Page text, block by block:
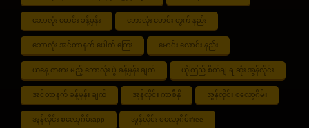
ဘောလုံး မောင်း ခန့်မှန်း ဘောလုံး မောင်း တွက် နည်း
ဘောလုံး အင်တာနက် ပေါက် ကြေး မောင်း လောင်း နည်း
ယနေ့ ကစား မည့် ဘောလုံး ပွဲ ခန့်မှန်း ချက် ယုံကြည် စိတ်ချ ရ ဆုံး အွန်လိုင်း
အင်တာနက် ခန့်မှန်း ချက် အွန်လိုင်း ကာစီနို အွန်လိုင်း စလော့ဂိမ်း
အွန်လိုင်း စလော့ဂိမ်းapp အွန်လိုင်း စလော့ဂိမ်းfree